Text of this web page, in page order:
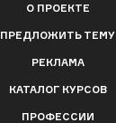
О ПРОЕКТЕ
ПРЕДЛОЖИТЬ ТЕМУ
РЕКЛАМА
КАТАЛОГ КУРСОВ
ПРОФЕССИИ